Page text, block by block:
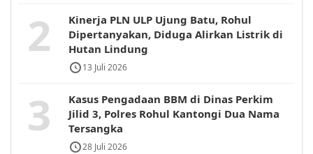
2
Kinerja PLN ULP Ujung Batu, Rohul
Dipertanyakan, Diduga Alirkan Listrik di
Hutan Lindung
13 Juli 2026
3
Kasus Pengadaan BBM di Dinas Perkim
Jilid 3, Polres Rohul Kantongi Dua Nama
Tersangka
28 Juli 2026